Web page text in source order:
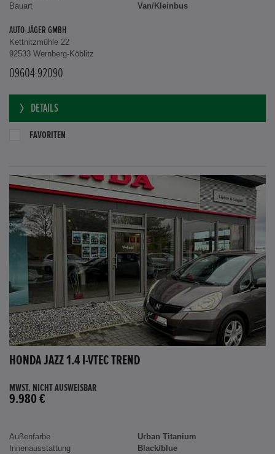
Bauart
Van/Kleinbus
AUTO-JÄGER GMBH
Kettnitzmühle 22
92533 Wernberg-Köblitz
09604-92090
DETAILS
FAVORITEN
HONDA JAZZ 1.4 I-VTEC TREND
MWST. NICHT AUSWEISBAR
9.980 €
Außenfarbe
Urban Titanium
Innenausstattung
Black/blue